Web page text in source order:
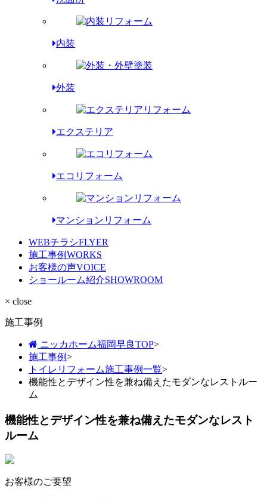
内装
外装
エクステリア
エコリフォーム
マンションリフォーム
WEBチラシFLYER
施工事例WORKS
お客様の声VOICE
ショールーム紹介SHOWROOM
× close
施工事例
ニッカホーム福岡早良TOP>
施工事例>
トイレリフォーム施工事例一覧>
機能性とデザイン性を兼ね備えたモダンなレストルー
ム
機能性とデザイン性を兼ね備えたモダンなレスト
ルーム
お客様のご要望